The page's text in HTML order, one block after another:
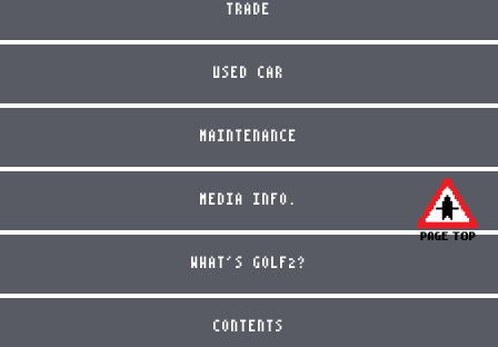
TRADE
USED CAR
MAINTENANCE
MEDIA INFO.
WHAT'S GOLF2?
CONTENTS